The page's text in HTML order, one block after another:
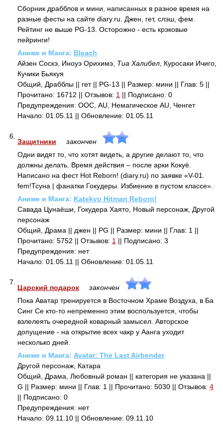
Сборник драбблов и мини, написанных в разное время на
разные фесты на сайте diary.ru. Джен, гет, слэш, фем.
Рейтинг не выше PG-13. Осторожно - есть крэковые
пейринги!
Аниме и Манга: Bleach
Айзен Соскэ, Иноуэ Орихимэ, Тиа Халибел , Куросаки Ичиго,
Кучики Бьякуя
Общий, Драбблы || гет || PG-13 || Размер: мини || Глав: 5 ||
Прочитано: 16712 || Отзывов: 1 || Подписано: 0
Предупреждения: ООС, AU, Немагическое AU, Ченгет
Начало: 01.05.11 || Обновление: 01.05.11
6.
Защитники
закончен
Одни видят то, что хотят видеть, а другие делают то, что
должны делать. Время действия – после арки Кокуё.
Написано на фест Hot Reborn! (diary.ru) по заявке «V-01.
fem!Тсуна | фанатки Гокудеры. Избиение в пустом классе».
Аниме и Манга: Katekyo Hitman Reborn!
Савада Цунаёши, Гокудера Хаято, Новый персонаж, Другой
персонаж
Общий, Драма || джен || PG || Размер: мини || Глав: 1 ||
Прочитано: 5752 || Отзывов: 1 || Подписано: 3
Предупреждения: нет
Начало: 01.05.11 || Обновление: 01.05.11
7.
Царский подарок
закончен
Пока Аватар тренируется в Восточном Храме Воздуха, в Ба
Синг Се кто-то непременно этим воспользуется, чтобы
взлелеять очередной коварный замысел. Авторское
допущение - на открытие всех чакр у Аанга уходит
несколько дней.
Аниме и Манга: Avatar: The Last Airbender
Другой персонаж, Катара
Общий, Драма, Любовный роман || категория не указана ||
G || Размер: мини || Глав: 1 || Прочитано: 5030 || Отзывов: 4
|| Подписано: 0
Предупреждения: нет
Начало: 09.11.10 || Обновление: 09.11.10